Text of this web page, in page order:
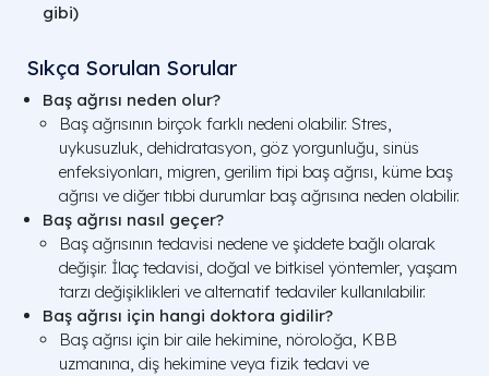
gibi)
Sıkça Sorulan Sorular
Baş ağrısı neden olur?
Baş ağrısının birçok farklı nedeni olabilir. Stres,
uykusuzluk, dehidratasyon, göz yorgunluğu, sinüs
enfeksiyonları, migren, gerilim tipi baş ağrısı, küme baş
ağrısı ve diğer tıbbi durumlar baş ağrısına neden olabilir.
Baş ağrısı nasıl geçer?
Baş ağrısının tedavisi nedene ve şiddete bağlı olarak
değişir. İlaç tedavisi, doğal ve bitkisel yöntemler, yaşam
tarzı değişiklikleri ve alternatif tedaviler kullanılabilir.
Baş ağrısı için hangi doktora gidilir?
Baş ağrısı için bir aile hekimine, nöroloğa, KBB
uzmanına, diş hekimine veya fizik tedavi ve